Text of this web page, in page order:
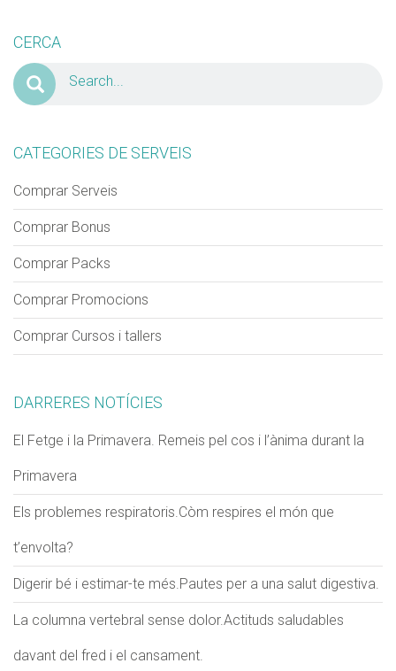
CERCA
CATEGORIES DE SERVEIS
Comprar Serveis
Comprar Bonus
Comprar Packs
Comprar Promocions
Comprar Cursos i tallers
DARRERES NOTÍCIES
El Fetge i la Primavera. Remeis pel cos i l’ànima durant la
Primavera
Els problemes respiratoris.Còm respires el món que
t’envolta?
Digerir bé i estimar-te més.Pautes per a una salut digestiva.
La columna vertebral sense dolor.Actituds saludables
davant del fred i el cansament.